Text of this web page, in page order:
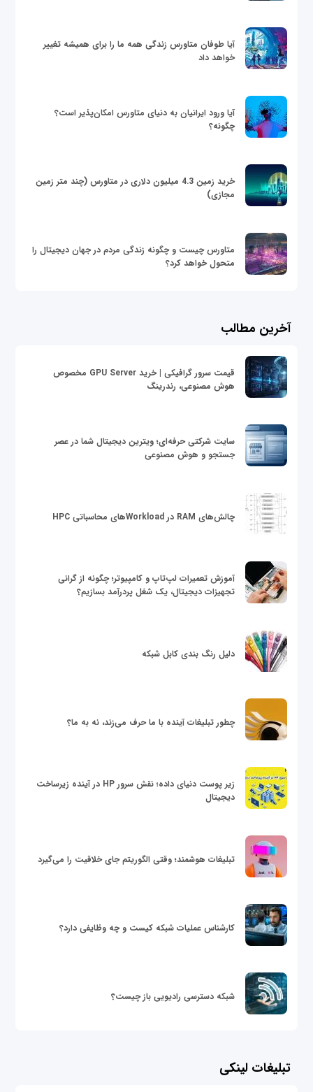
آیا طوفان متاورس زندگی همه ما را برای همیشه تغییر
خواهد داد
آیا ورود ایرانیان به دنیای متاورس امکان‌پذیر است؟
چگونه؟
خرید زمین 4.3 میلیون دلاری در متاورس (چند متر زمین
مجازی)
متاورس چیست و چگونه زندگی مردم در جهان دیجیتال را
متحول خواهد کرد؟
آخرین مطالب
قیمت سرور گرافیکی | خرید GPU Server مخصوص
هوش مصنوعی، رندرینگ
سایت شرکتی حرفه‌ای؛ ویترین دیجیتال شما در عصر
جستجو و هوش مصنوعی
چالش‌های RAM در Workloadهای محاسباتی HPC
آموزش تعمیرات لپ‌تاپ و کامپیوتر؛ چگونه از گرانی
تجهیزات دیجیتال، یک شغل پردرآمد بسازیم؟
دلیل رنگ بندی کابل شبکه
چطور تبلیغات آینده با ما حرف می‌زند، نه به ما؟
زیر پوست دنیای داده؛ نقش سرور HP در آینده زیرساخت
دیجیتال
تبلیغات هوشمند؛ وقتی الگوریتم جای خلاقیت را می‌گیرد
کارشناس عملیات شبکه کیست و چه وظایفی دارد؟
شبکه دسترسی رادیویی باز چیست؟
تبلیغات لینکی